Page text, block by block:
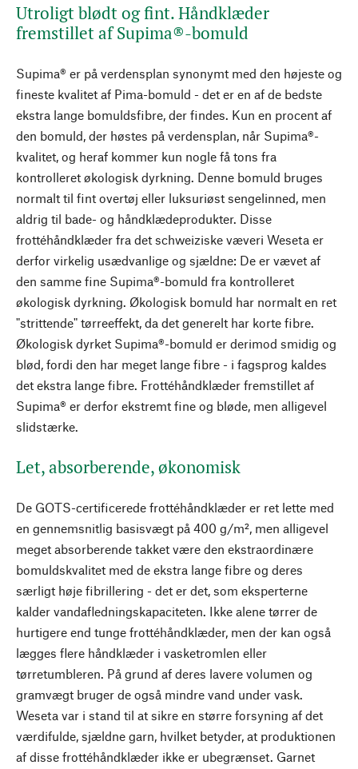
Utroligt blødt og fint. Håndklæder
fremstillet af Supima®-bomuld
Supima® er på verdensplan synonymt med den højeste og
fineste kvalitet af Pima-bomuld - det er en af de bedste
ekstra lange bomuldsfibre, der findes. Kun en procent af
den bomuld, der høstes på verdensplan, når Supima®-
kvalitet, og heraf kommer kun nogle få tons fra
kontrolleret økologisk dyrkning. Denne bomuld bruges
normalt til fint overtøj eller luksuriøst sengelinned, men
aldrig til bade- og håndklædeprodukter. Disse
frottéhåndklæder fra det schweiziske væveri Weseta er
derfor virkelig usædvanlige og sjældne: De er vævet af
den samme fine Supima®-bomuld fra kontrolleret
økologisk dyrkning. Økologisk bomuld har normalt en ret
"strittende" tørreeffekt, da det generelt har korte fibre.
Økologisk dyrket Supima®-bomuld er derimod smidig og
blød, fordi den har meget lange fibre - i fagsprog kaldes
det ekstra lange fibre. Frottéhåndklæder fremstillet af
Supima® er derfor ekstremt fine og bløde, men alligevel
slidstærke.
Let, absorberende, økonomisk
De GOTS-certificerede frottéhåndklæder er ret lette med
en gennemsnitlig basisvægt på 400 g/m², men alligevel
meget absorberende takket være den ekstraordinære
bomuldskvalitet med de ekstra lange fibre og deres
særligt høje fibrillering - det er det, som eksperterne
kalder vandafledningskapaciteten. Ikke alene tørrer de
hurtigere end tunge frottéhåndklæder, men der kan også
lægges flere håndklæder i vasketromlen eller
tørretumbleren. På grund af deres lavere volumen og
gramvægt bruger de også mindre vand under vask.
Weseta var i stand til at sikre en større forsyning af det
værdifulde, sjældne garn, hvilket betyder, at produktionen
af disse frottéhåndklæder ikke er ubegrænset. Garnet